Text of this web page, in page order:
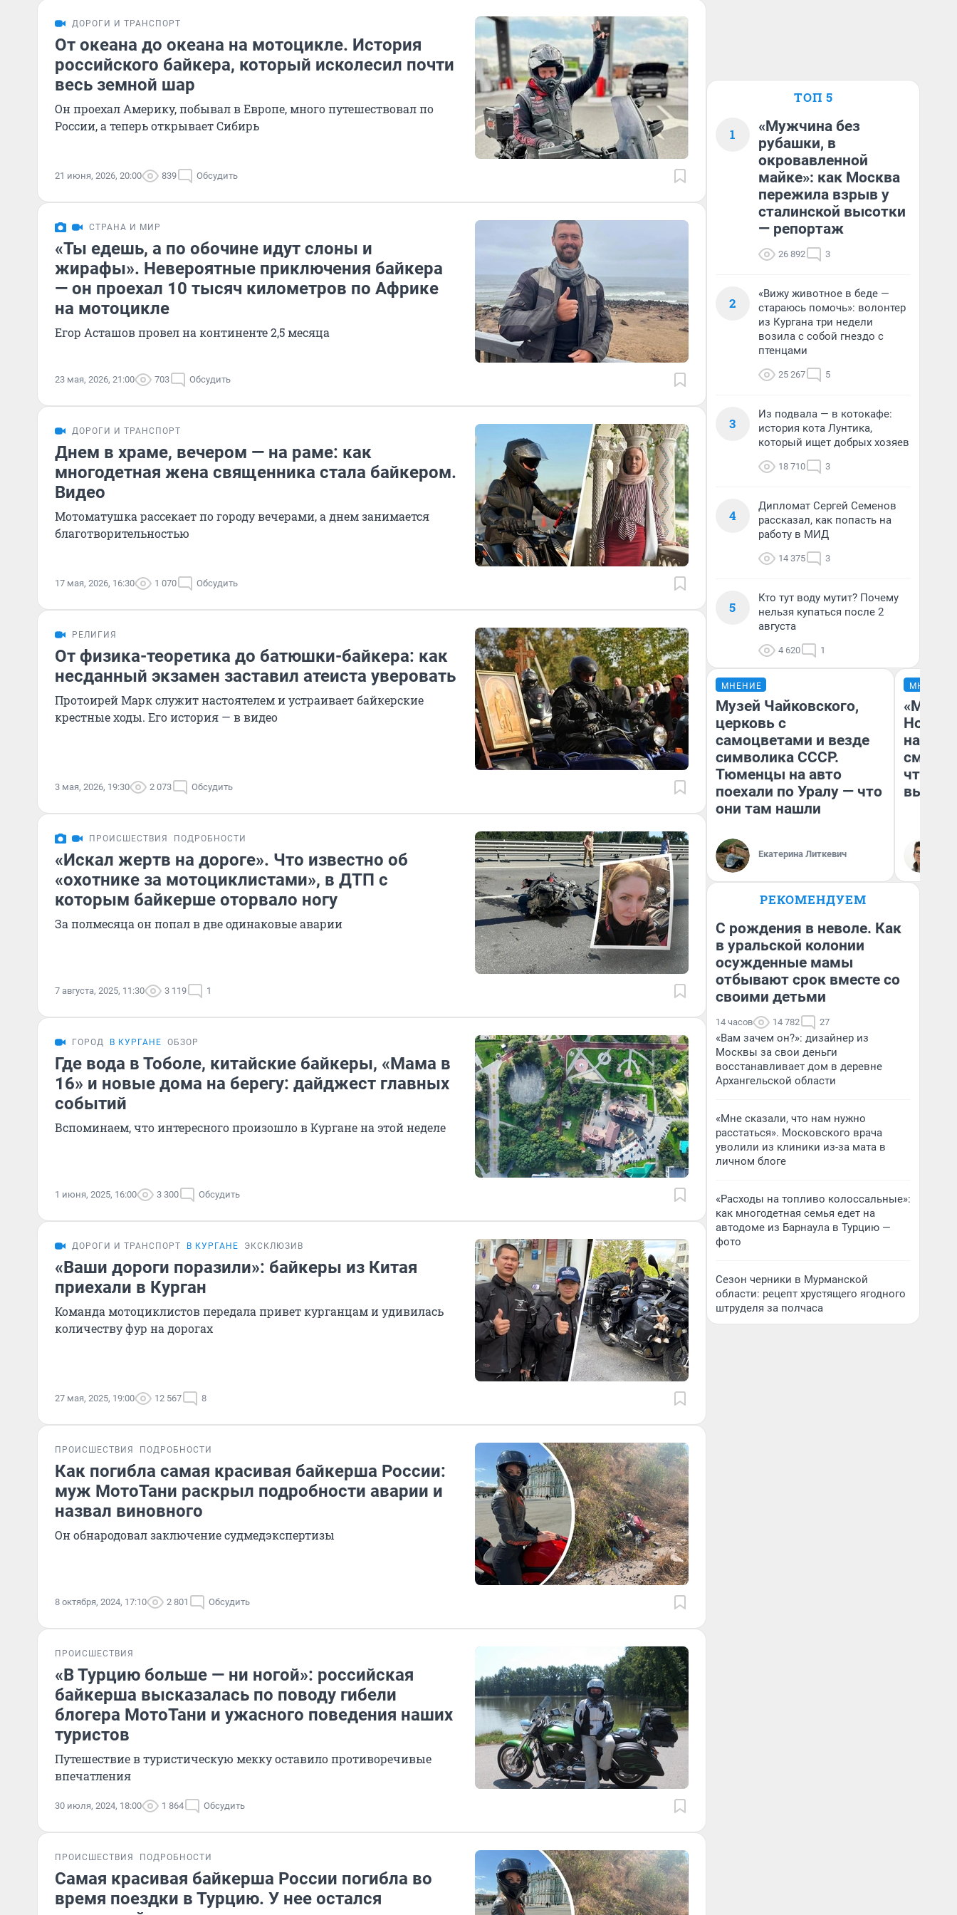
ДОРОГИ И ТРАНСПОРТ
От океана до океана на мотоцикле. История
российского байкера, который исколесил почти
весь земной шар
Он проехал Америку, побывал в Европе, много путешествовал по
России, а теперь открывает Сибирь
21 июня, 2026, 20:00 839 Обсудить
СТРАНА И МИР
«Ты едешь, а по обочине идут слоны и
жирафы». Невероятные приключения байкера
— он проехал 10 тысяч километров по Африке
на мотоцикле
Егор Асташов провел на континенте 2,5 месяца
23 мая, 2026, 21:00 703 Обсудить
ДОРОГИ И ТРАНСПОРТ
Днем в храме, вечером — на раме: как
многодетная жена священника стала байкером.
Видео
Мотоматушка рассекает по городу вечерами, а днем занимается
благотворительностью
17 мая, 2026, 16:30 1 070 Обсудить
РЕЛИГИЯ
От физика-теоретика до батюшки-байкера: как
несданный экзамен заставил атеиста уверовать
Протоирей Марк служит настоятелем и устраивает байкерские
крестные ходы. Его история — в видео
3 мая, 2026, 19:30 2 073 Обсудить
ПРОИСШЕСТВИЯ ПОДРОБНОСТИ
«Искал жертв на дороге». Что известно об
«охотнике за мотоциклистами», в ДТП с
которым байкерше оторвало ногу
За полмесяца он попал в две одинаковые аварии
7 августа, 2025, 11:30 3 119 1
ГОРОД В КУРГАНЕ ОБЗОР
Где вода в Тоболе, китайские байкеры, «Мама в
16» и новые дома на берегу: дайджест главных
событий
Вспоминаем, что интересного произошло в Кургане на этой неделе
1 июня, 2025, 16:00 3 300 Обсудить
ДОРОГИ И ТРАНСПОРТ В КУРГАНЕ ЭКСКЛЮЗИВ
«Ваши дороги поразили»: байкеры из Китая
приехали в Курган
Команда мотоциклистов передала привет курганцам и удивилась
количеству фур на дорогах
27 мая, 2025, 19:00 12 567 8
ПРОИСШЕСТВИЯ ПОДРОБНОСТИ
Как погибла самая красивая байкерша России:
муж МотоТани раскрыл подробности аварии и
назвал виновного
Он обнародовал заключение судмедэкспертизы
8 октября, 2024, 17:10 2 801 Обсудить
ПРОИСШЕСТВИЯ
«В Турцию больше — ни ногой»: российская
байкерша высказалась по поводу гибели
блогера МотоТани и ужасного поведения наших
туристов
Путешествие в туристическую мекку оставило противоречивые
впечатления
30 июля, 2024, 18:00 1 864 Обсудить
ПРОИСШЕСТВИЯ ПОДРОБНОСТИ
Самая красивая байкерша России погибла во
время поездки в Турцию. У нее остался
ТОП 5
1
«Мужчина без
рубашки, в
окровавленной
майке»: как Москва
пережила взрыв у
сталинской высотки
— репортаж
26 892 3
2
«Вижу животное в беде —
стараюсь помочь»: волонтер
из Кургана три недели
возила с собой гнездо с
птенцами
25 267 5
3
Из подвала — в котокафе:
история кота Лунтика,
который ищет добрых хозяев
18 710 3
4
Дипломат Сергей Семенов
рассказал, как попасть на
работу в МИД
14 375 3
5
Кто тут воду мутит? Почему
нельзя купаться после 2
августа
4 620 1
МНЕНИЕ
Музей Чайковского,
церковь с
самоцветами и везде
символика СССР.
Тюменцы на авто
поехали по Уралу — что
они там нашли
Екатерина Литкевич
МНЕНИЕ
«Мы
чтобы
РЕКОМЕНДУЕМ
С рождения в неволе. Как
в уральской колонии
осужденные мамы
отбывают срок вместе со
своими детьми
14 часов 14 782 27
«Вам зачем он?»: дизайнер из
Москвы за свои деньги
восстанавливает дом в деревне
Архангельской области
«Мне сказали, что нам нужно
расстаться». Московского врача
уволили из клиники из-за мата в
личном блоге
«Расходы на топливо колоссальные»:
как многодетная семья едет на
автодоме из Барнаула в Турцию —
фото
Сезон черники в Мурманской
области: рецепт хрустящего ягодного
штруделя за полчаса